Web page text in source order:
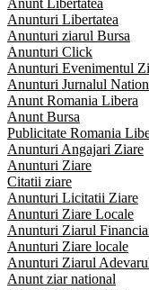
Anunt Libertatea
Anunturi Libertatea
Anunturi ziarul Bursa
Anunturi Click
Anunturi Evenimentul
Anunturi Jurnalul
Anunt Romania Libera
Anunt Bursa
Publicitate Romania
Anunturi Angajari Ziare
Anunturi Ziare
Citatii ziare
Anunturi Licitatii Ziare
Anunturi Ziare Locale
Anunturi Ziarul
Anunturi Ziare locale
Anunturi Ziarul
Anunt ziar national